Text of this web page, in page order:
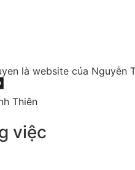
là website của
Thiên
việc